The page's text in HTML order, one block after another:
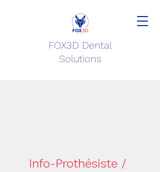
FOX3D Dental
Solutions
Info-Prothésiste /